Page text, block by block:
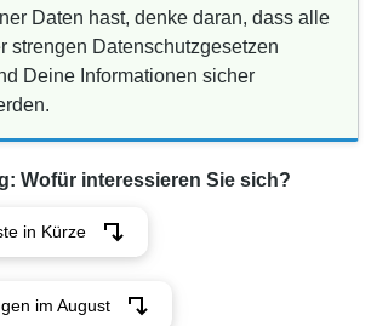
Daten hast, denke daran, dass alle
strengen Datenschutzgesetzen
Deine Informationen sicher
Wofür interessieren Sie sich?
in Kürze
im August